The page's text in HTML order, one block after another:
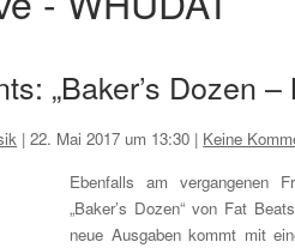
„Baker’s Dozen
|22. Mai 2017 um 13:30 | Keine
Ebenfalls am vergangenen
„Baker’s Dozen“ von Fat
neue Ausgaben kommt mit